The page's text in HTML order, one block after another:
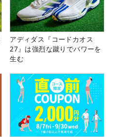
アディダス『コードカオス
27』は強烈な蹴りでパワーを
生む